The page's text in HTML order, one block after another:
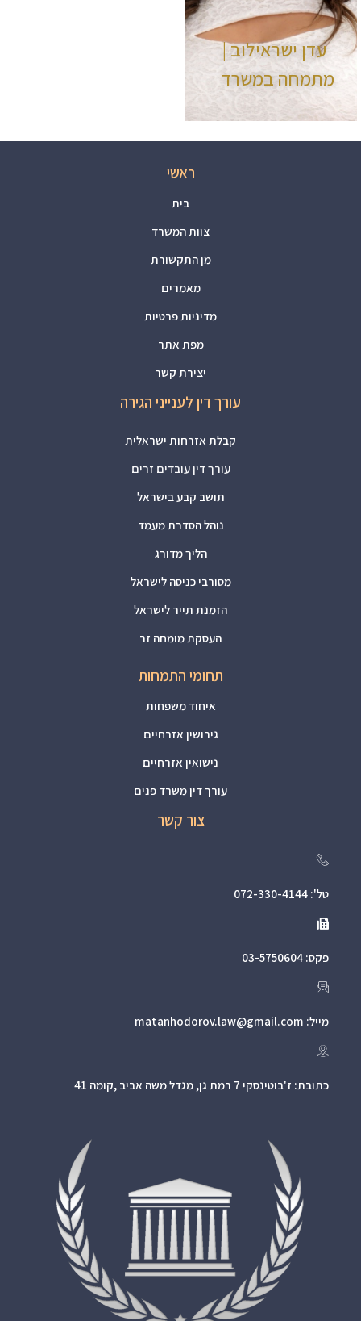
עדן ישראילוב |
מתמחה במשרד
ראשי
בית
צוות המשרד
מן התקשורת
מאמרים
מדיניות פרטיות
מפת אתר
יצירת קשר
עורך דין לענייני הגירה
קבלת אזרחות ישראלית
עורך דין עובדים זרים
תושב קבע בישראל
נוהל הסדרת מעמד
הליך מדורג
מסורבי כניסה לישראל
הזמנת תייר לישראל
העסקת מומחה זר
תחומי התמחות
איחוד משפחות
גירושין אזרחיים
נישואין אזרחיים
עורך דין משרד פנים
צור קשר
טל': 072-330-4144
פקס: 03-5750604
מייל: matanhodorov.law@gmail.com
כתובת: ז'בוטינסקי 7 רמת גן, מגדל משה אביב ,קומה 41